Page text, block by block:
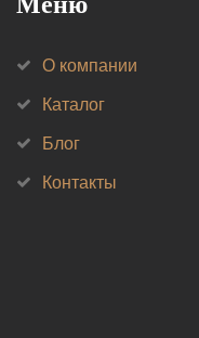
О компании
Каталог
Блог
Контакты